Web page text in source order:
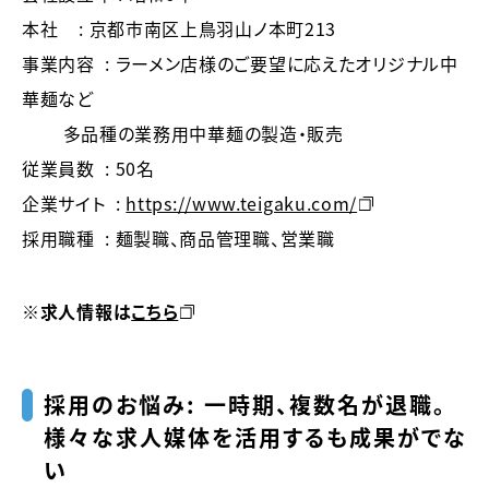
本社 ： 京都市南区上鳥羽山ノ本町213
事業内容 ： ラーメン店様のご要望に応えたオリジナル中
華麺など
多品種の業務用中華麺の製造・販売
従業員数 ： 50名
企業サイト ： https://www.teigaku.com/
採用職種 ： 麺製職、商品管理職、営業職
※求人情報はこちら
採用のお悩み： 一時期、複数名が退職。
様々な求人媒体を活用するも成果がでな
い